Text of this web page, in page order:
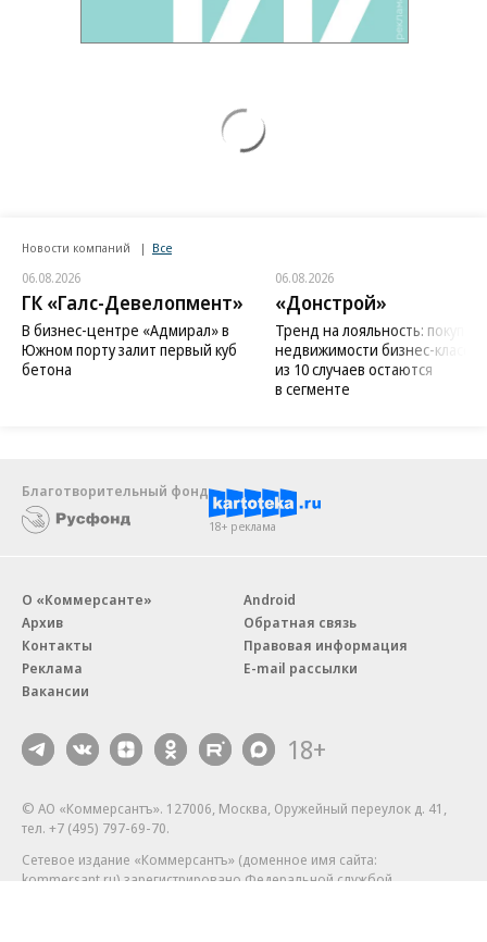
Новости компаний Все
06.08.2026
ГК «Галс-Девелопмент»
В бизнес-центре «Адмирал» в
Южном порту залит первый куб
бетона
06.08.2026
«Донстрой»
Тренд на лояльность:
недвижимости бизнес-класса
из 10 случаев остаются
в сегменте
Благотворительный фонд
18+ реклама
О «Коммерсанте»
Архив
Контакты
Реклама
Вакансии
Android
Обратная связь
Правовая информация
E-mail рассылки
18+
© АО «Коммерсантъ». 127006, Москва, Оружейный переулок д. 41,
тел. +7 (495) 797-69-70.
Сетевое издание «Коммерсантъ» (доменное имя сайта:
kommersant.ru) зарегистрировано Федеральной службой